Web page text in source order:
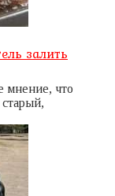
залить
мнение, что